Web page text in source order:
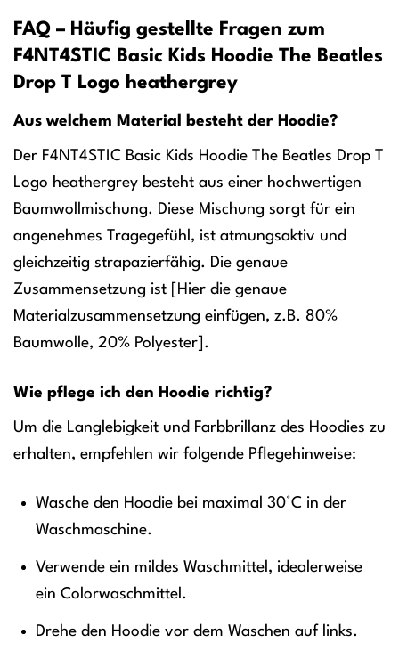
FAQ – Häufig gestellte Fragen zum
F4NT4STIC Basic Kids Hoodie The Beatles
Drop T Logo heathergrey
Aus welchem Material besteht der Hoodie?
Der F4NT4STIC Basic Kids Hoodie The Beatles Drop T
Logo heathergrey besteht aus einer hochwertigen
Baumwollmischung. Diese Mischung sorgt für ein
angenehmes Tragegefühl, ist atmungsaktiv und
gleichzeitig strapazierfähig. Die genaue
Zusammensetzung ist [Hier die genaue
Materialzusammensetzung einfügen, z.B. 80%
Baumwolle, 20% Polyester].
Wie pflege ich den Hoodie richtig?
Um die Langlebigkeit und Farbbrillanz des Hoodies zu
erhalten, empfehlen wir folgende Pflegehinweise:
Wasche den Hoodie bei maximal 30°C in der
Waschmaschine.
Verwende ein mildes Waschmittel, idealerweise
ein Colorwaschmittel.
Drehe den Hoodie vor dem Waschen auf links.